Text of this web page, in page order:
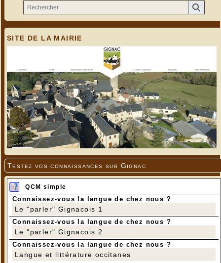
SITE DE LA MAIRIE
Testez vos connaissances sur Gignac
QCM simple
Connaissez-vous la langue de chez nous ?
Le "parler" Gignacois 1
Connaissez-vous la langue de chez nous ?
Le "parler" Gignacois 2
Connaissez-vous la langue de chez nous ?
Langue et littérature occitanes